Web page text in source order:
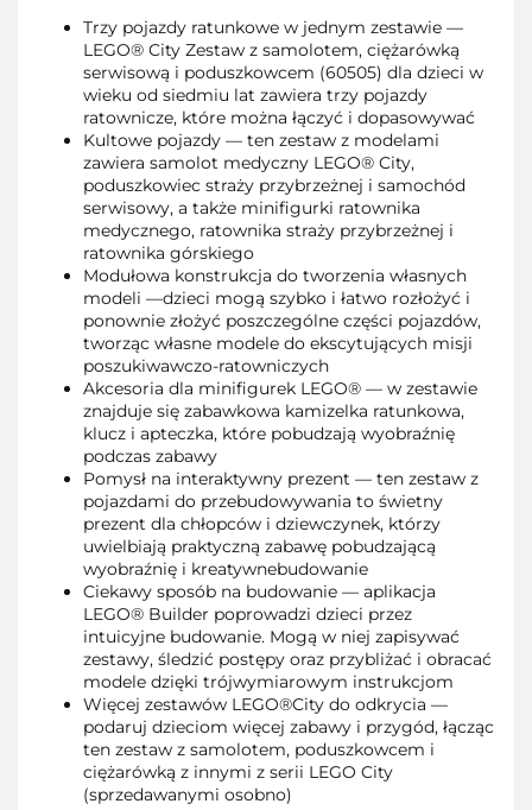
Trzy pojazdy ratunkowe w jednym zestawie —
LEGO® City Zestaw z samolotem, ciężarówką
serwisową i poduszkowcem (60505) dla dzieci w
wieku od siedmiu lat zawiera trzy pojazdy
ratownicze, które można łączyć i dopasowywać
Kultowe pojazdy — ten zestaw z modelami
zawiera samolot medyczny LEGO® City,
poduszkowiec straży przybrzeżnej i samochód
serwisowy, a także minifigurki ratownika
medycznego, ratownika straży przybrzeżnej i
ratownika górskiego
Modułowa konstrukcja do tworzenia własnych
modeli —dzieci mogą szybko i łatwo rozłożyć i
ponownie złożyć poszczególne części pojazdów,
tworząc własne modele do ekscytujących misji
poszukiwawczo-ratowniczych
Akcesoria dla minifigurek LEGO® — w zestawie
znajduje się zabawkowa kamizelka ratunkowa,
klucz i apteczka, które pobudzają wyobraźnię
podczas zabawy
Pomysł na interaktywny prezent — ten zestaw z
pojazdami do przebudowywania to świetny
prezent dla chłopców i dziewczynek, którzy
uwielbiają praktyczną zabawę pobudzającą
wyobraźnię i kreatywnebudowanie
Ciekawy sposób na budowanie — aplikacja
LEGO® Builder poprowadzi dzieci przez
intuicyjne budowanie. Mogą w niej zapisywać
zestawy, śledzić postępy oraz przybliżać i obracać
modele dzięki trójwymiarowym instrukcjom
Więcej zestawów LEGO®City do odkrycia —
podaruj dzieciom więcej zabawy i przygód, łącząc
ten zestaw z samolotem, poduszkowcem i
ciężarówką z innymi z serii LEGO City
(sprzedawanymi osobno)